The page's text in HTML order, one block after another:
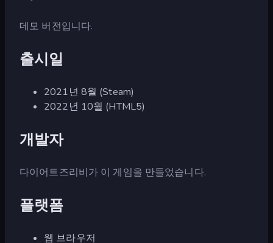
데모 버전입니다.
출시일
2021년 8월 (Steam)
2022년 10월 (HTML5)
개발자
다이어트즈리비가 이 게임을 만들었습니다.
플랫폼
웹 브라우저